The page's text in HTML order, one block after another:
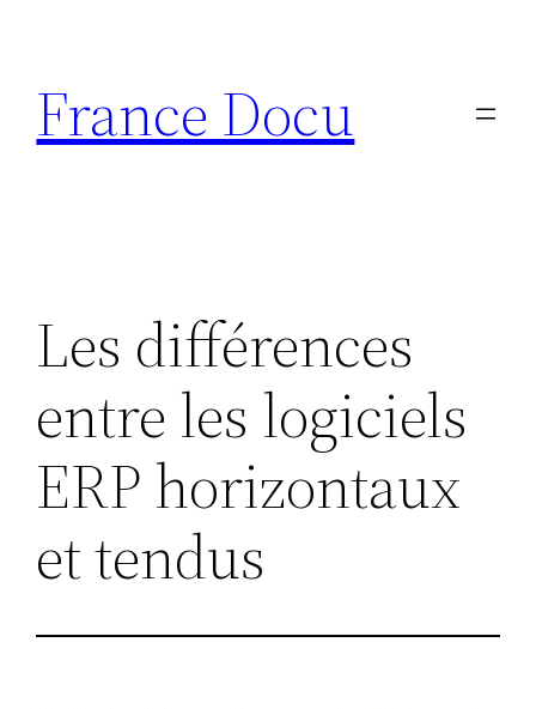
contenu
France Docu
Les différences
entre les logiciels
ERP horizontaux
et tendus